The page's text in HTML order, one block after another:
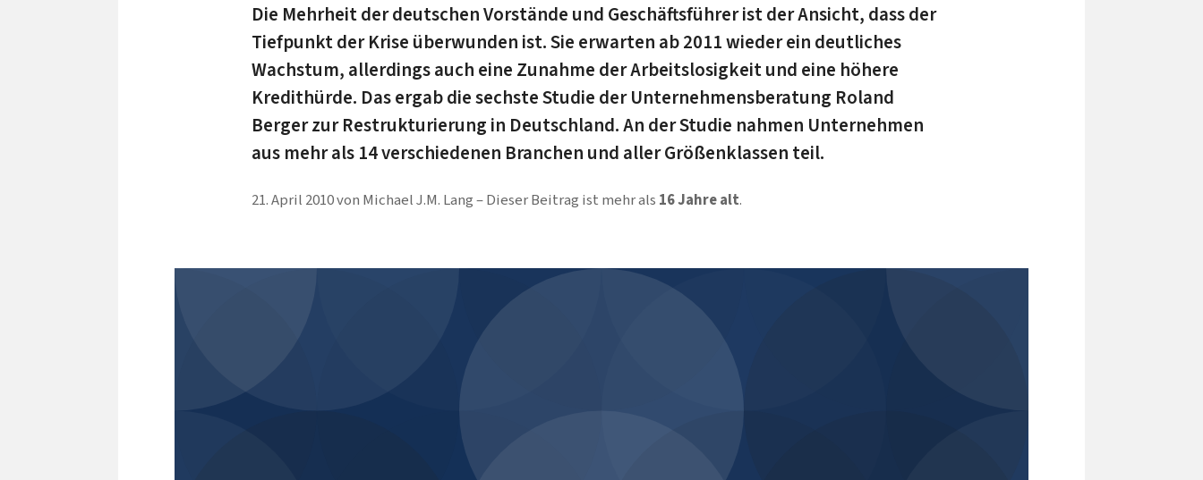
Die Mehrheit der deutschen Vorstände und Geschäftsführer ist der Ansicht, dass der
Tiefpunkt der Krise überwunden ist. Sie erwarten ab 2011 wieder ein deutliches
Wachstum, allerdings auch eine Zunahme der Arbeitslosigkeit und eine höhere
Kredithürde. Das ergab die sechste Studie der Unternehmensberatung Roland
Berger zur Restrukturierung in Deutschland. An der Studie nahmen Unternehmen
aus mehr als 14 verschiedenen Branchen und aller Größenklassen teil.
21. April 2010von Michael J.M. Lang Dieser Beitrag ist mehr als 16 Jahre alt.